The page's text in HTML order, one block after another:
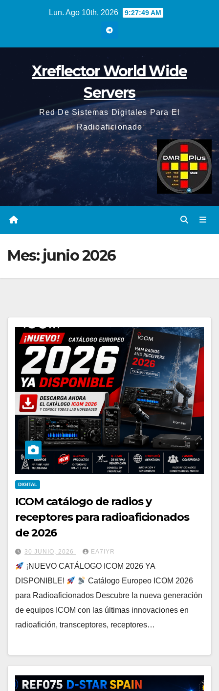
Lun. Ago 10th, 2026 9:27:50 AM
Xreflector World Wide
Servers
Red De Sistemas Digitales Para El
Radioaficionado
Mes: junio 2026
DIGITAL
ICOM catálogo de radios y
receptores para radioaficionados
de 2026
30 JUNIO, 2026 EA7IYR
¡NUEVO CATÁLOGO ICOM 2026 YA
DISPONIBLE!
Catálogo Europeo ICOM 2026
para Radioaficionados Descubre la nueva generación
de equipos ICOM con las últimas innovaciones en
radioafición, transceptores, receptores…